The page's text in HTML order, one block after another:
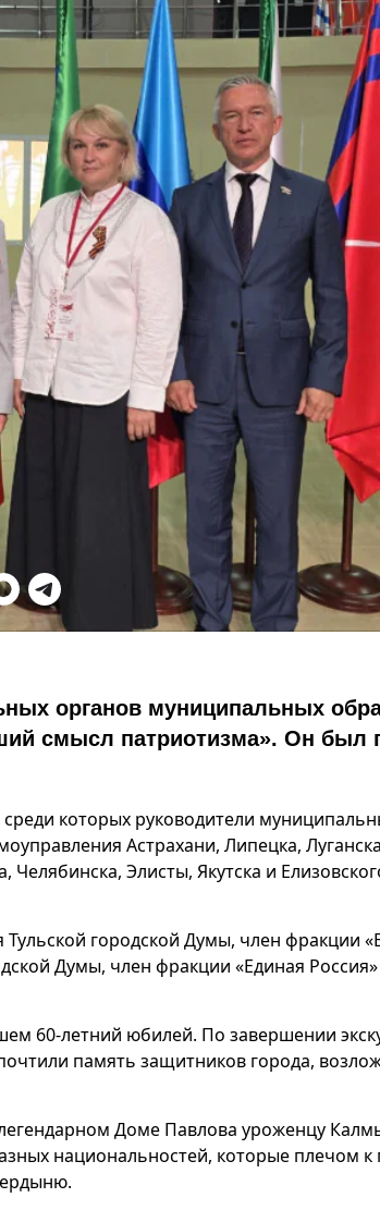
органов муниципальных
смысл патриотизма». Он был
среди которых руководители
Астрахани, Липецка,
Элисты, Якутска и
городской Думы, член фракции
Думы, член фракции «Единая
60-летний юбилей. По завершении
память защитников города,
Доме Павлова уроженцу
национальностей, которые плечом к